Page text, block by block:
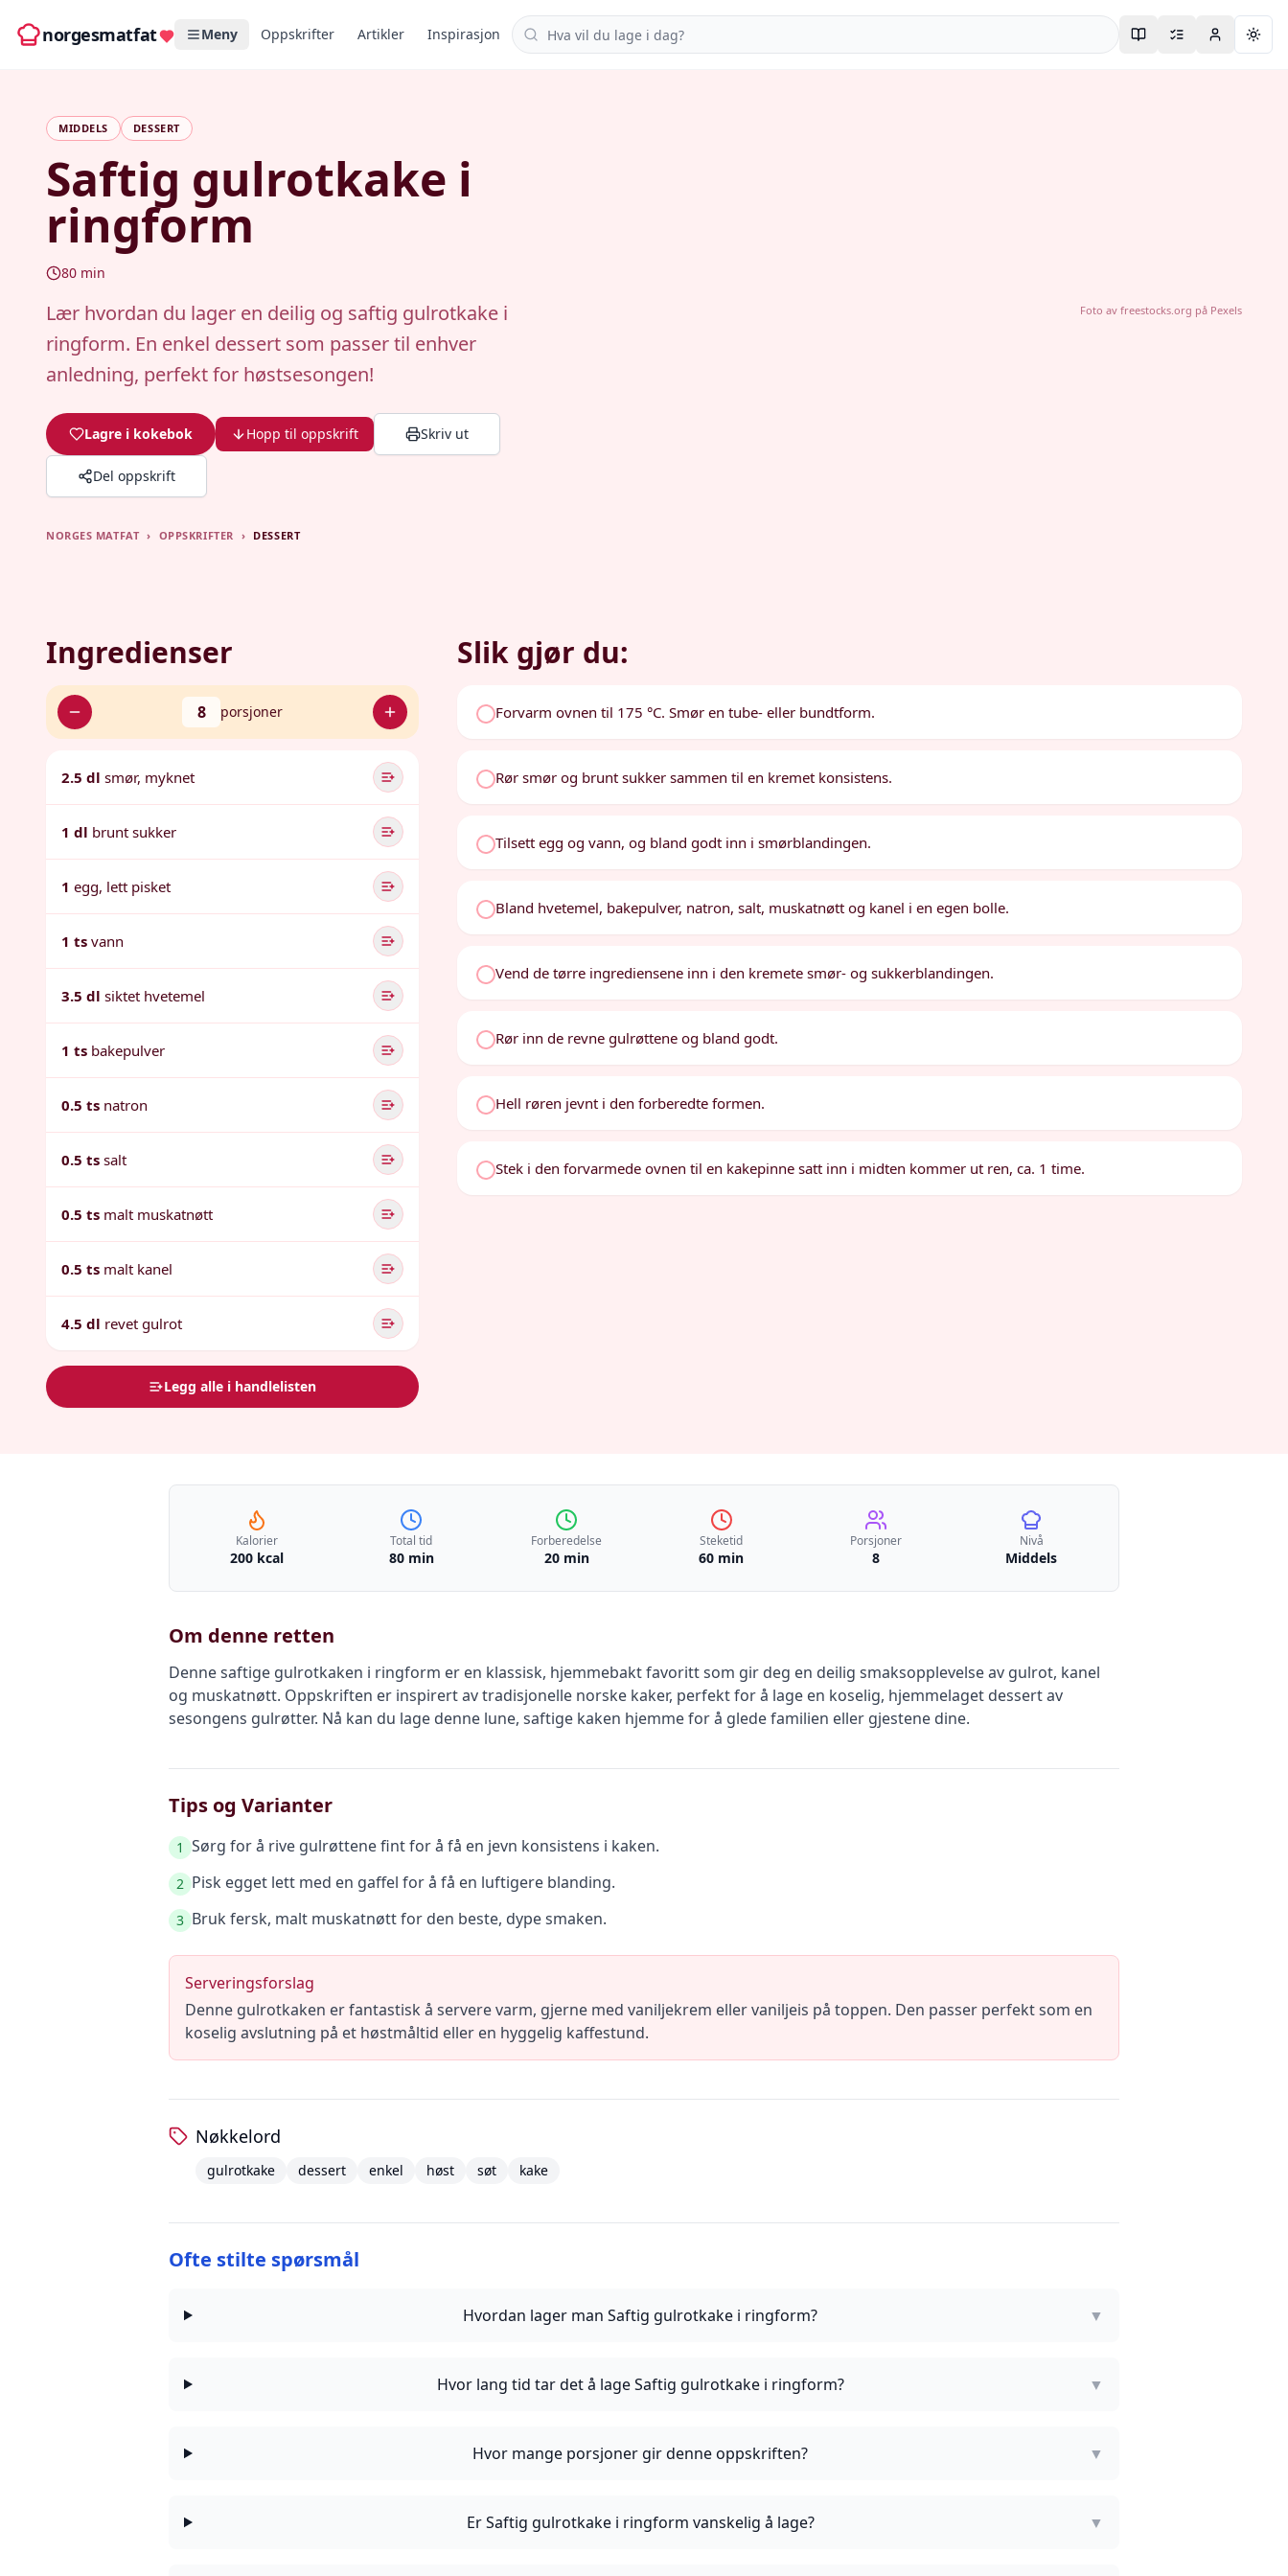
norgesmatfat Meny Oppskrifter Artikler Inspirasjon Søk i oppskrifter
MIDDELS DESSERT
Saftig gulrotkake i
ringform
80 min
Lær hvordan du lager en deilig og saftig gulrotkake i
ringform. En enkel dessert som passer til enhver
anledning, perfekt for høstsesongen!
Lagre i kokebok Hopp til oppskrift Skriv ut
Del oppskrift
Foto av freestocks.org på Pexels
NORGES MATFAT › OPPSKRIFTER › DESSERT
Ingredienser
8 porsjoner
2.5 dl smør, myknet
1 dl brunt sukker
1 egg, lett pisket
1 ts vann
3.5 dl siktet hvetemel
1 ts bakepulver
0.5 ts natron
0.5 ts salt
0.5 ts malt muskatnøtt
0.5 ts malt kanel
4.5 dl revet gulrot
Legg alle i handlelisten
Slik gjør du:
Forvarm ovnen til 175 °C. Smør en tube- eller bundtform.
Rør smør og brunt sukker sammen til en kremet konsistens.
Tilsett egg og vann, og bland godt inn i smørblandingen.
Bland hvetemel, bakepulver, natron, salt, muskatnøtt og kanel i en egen bolle.
Vend de tørre ingrediensene inn i den kremete smør- og sukkerblandingen.
Rør inn de revne gulrøttene og bland godt.
Hell røren jevnt i den forberedte formen.
Stek i den forvarmede ovnen til en kakepinne satt inn i midten kommer ut ren, ca. 1 time.
Kalorier
200 kcal
Total tid
80 min
Forberedelse
20 min
Steketid
60 min
Porsjoner
8
Nivå
Middels
Om denne retten
Denne saftige gulrotkaken i ringform er en klassisk, hjemmebakt favoritt som gir deg en deilig smaksopplevelse av gulrot, kanel
og muskatnøtt. Oppskriften er inspirert av tradisjonelle norske kaker, perfekt for å lage en koselig, hjemmelaget dessert av
sesongens gulrøtter. Nå kan du lage denne lune, saftige kaken hjemme for å glede familien eller gjestene dine.
Tips og Varianter
1 Sørg for å rive gulrøttene fint for å få en jevn konsistens i kaken.
2 Pisk egget lett med en gaffel for å få en luftigere blanding.
3 Bruk fersk, malt muskatnøtt for den beste, dype smaken.
Serveringsforslag
Denne gulrotkaken er fantastisk å servere varm, gjerne med vaniljekrem eller vaniljeis på toppen. Den passer perfekt som en
koselig avslutning på et høstmåltid eller en hyggelig kaffestund.
Nøkkelord
gulrotkake dessert enkel høst søt kake
Ofte stilte spørsmål
Hvordan lager man Saftig gulrotkake i ringform? ▼
Hvor lang tid tar det å lage Saftig gulrotkake i ringform? ▼
Hvor mange porsjoner gir denne oppskriften? ▼
Er Saftig gulrotkake i ringform vanskelig å lage? ▼